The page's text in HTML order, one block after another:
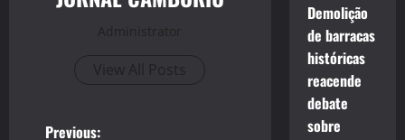
Administrator
View All Posts
Previous:
Demolição
de barracas
históricas
reacende
debate
sobre